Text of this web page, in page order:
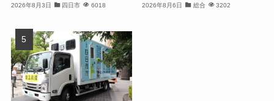
2026年8月3日 四日市 6018 2026年8月6日 総合 3202